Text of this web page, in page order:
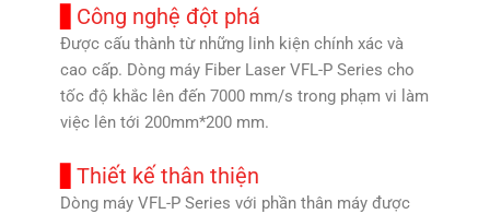
Công nghệ đột phá
Được cấu thành từ những linh kiện chính xác và
cao cấp. Dòng máy Fiber Laser VFL-P Series cho
tốc độ khắc lên đến 7000 mm/s trong phạm vi làm
việc lên tới 200mm*200 mm.
Thiết kế thân thiện
Dòng máy VFL-P Series với phần thân máy được